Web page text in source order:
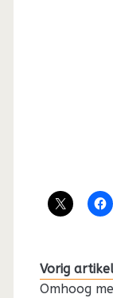
Vorig
Omhoog